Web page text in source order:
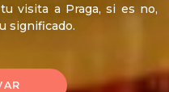
visita a Praga, si es no,
significado.